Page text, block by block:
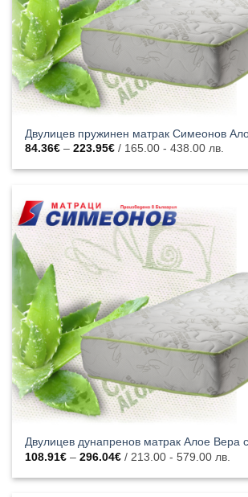
Двулицев пружинен матрак Симеонов
84.36€ – 223.95€Price
84.36€
/ 165.00 - 438.00 лв.
Двулицев дунапренов матрак Алое Вера
108.91€ – 296.04€Price
108.91€
/ 213.00 - 579.00 лв.